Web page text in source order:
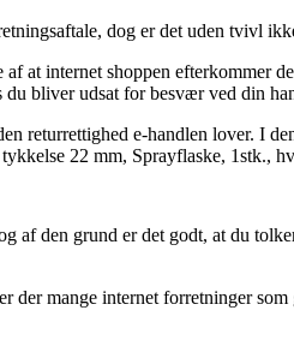
dog er det uden tvivl
internet shoppen efterkommer
bliver udsat for besvær ved din
e-handlen lover. I
22 mm, Sprayflaske, 1stk.,
af den grund er det godt, at du
mange internet forretninger